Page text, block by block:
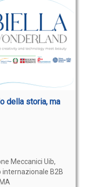
della storia, ma
Meccanici Uib,
internazionale B2B